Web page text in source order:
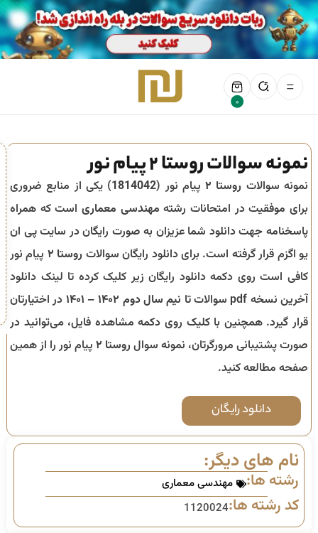
0
نمونه سوالات روستا 2 پیام نور
نمونه سوالات روستا ۲ پیام نور (1814042) یکی از منابع ضروری
برای موفقیت در امتحانات رشته مهندسی معماری است که همراه
پاسخنامه جهت دانلود شما عزیزان به صورت رایگان در سایت پی ان
یو اگزم قرار گرفته است. برای دانلود رایگان سوالات روستا ۲
پیام نور
کافی است روی دکمه دانلود رایگان زیر کلیک کرده تا لینک دانلود
آخرین نسخه pdf سوالات تا
نیم سال دوم ۱۴۰۲ – ۱۴۰۱
در اختیارتان
قرار گیرد. همچنین با کلیک روی دکمه مشاهده فایل، می‌توانید در
صورت پشتیبانی مرورگرتان، نمونه سوال روستا ۲
پیام نور را از همین
صفحه مطالعه کنید.
دانلود رایگان
نام های دیگر:
رشته ها: مهندسی معماری
کد رشته ها:1120024